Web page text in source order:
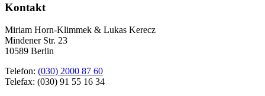
Kontakt
Miriam Horn-Klimmek & Lukas Kerecz
Mindener Str. 23
10589 Berlin
Telefon: (030) 2000 87 60
Telefax: (030) 91 55 16 34